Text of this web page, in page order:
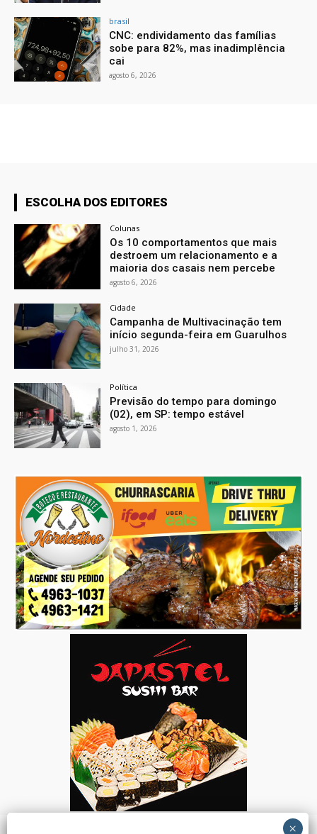
brasil
CNC: endividamento das famílias
sobe para 82%, mas inadimplência
cai
agosto 6, 2026
ESCOLHA DOS EDITORES
Colunas
Os 10 comportamentos que mais
destroem um relacionamento e a
maioria dos casais nem percebe
agosto 6, 2026
Cidade
Campanha de Multivacinação tem
início segunda-feira em Guarulhos
julho 31, 2026
Política
Previsão do tempo para domingo
(02), em SP: tempo estável
agosto 1, 2026